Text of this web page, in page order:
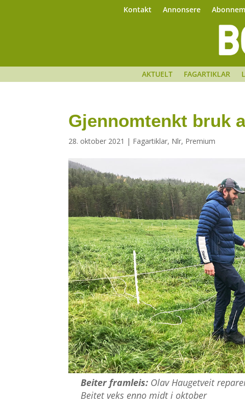
Kontakt Annonsere
AKTUELT FAGARTIKLAR
Gjennomtenkt bruk
28. oktober 2021 | Fagartiklar, Nlr, Premium
Beiter framleis: Olav Haugetveit
Beitet veks enno midt i oktober